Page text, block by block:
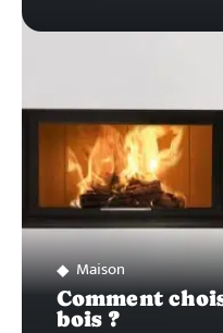
Maison
Comment
bois ?